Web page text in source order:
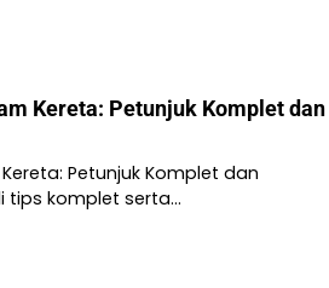
Kereta: Petunjuk Komplet dan
Petunjuk Komplet dan
tips komplet serta…